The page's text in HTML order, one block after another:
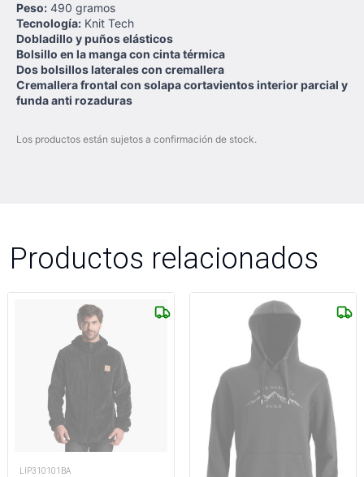
Peso: 490 gramos
Tecnología: Knit Tech
Dobladillo y puños elásticos
Bolsillo en la manga con cinta térmica
Dos bolsillos laterales con cremallera
Cremallera frontal con solapa cortavientos interior parcial y
funda anti rozaduras
Los productos están sujetos a confirmación de stock.
Productos relacionados
LIP310101BA